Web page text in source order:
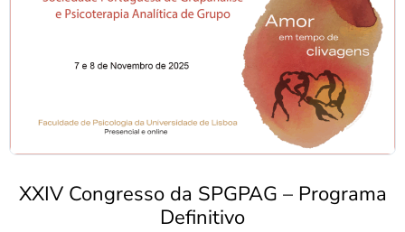
XXIV Congresso da SPGPAG – Programa
Definitivo